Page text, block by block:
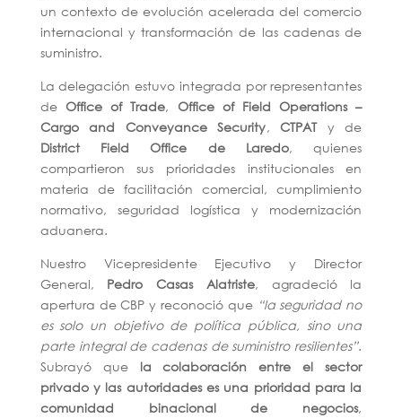
un contexto de evolución acelerada del comercio
internacional y transformación de las cadenas de
suministro.
La delegación estuvo integrada por representantes
de Office of Trade, Office of Field Operations –
Cargo and Conveyance Security,CTPATy de
District Field Office de Laredo, quienes
compartieron sus prioridades institucionales en
materia de facilitación comercial, cumplimiento
normativo, seguridad logística y modernización
aduanera.
Nuestro Vicepresidente Ejecutivo y Director
General, Pedro Casas Alatriste, agradeció la
apertura de CBP y reconoció que “la seguridad no
es solo un objetivo de política pública, sino una
parte integral de cadenas de suministro resilientes”.
Subrayó que la colaboración entre el sector
privado y las autoridades es una prioridad para la
comunidad binacional de negocios,